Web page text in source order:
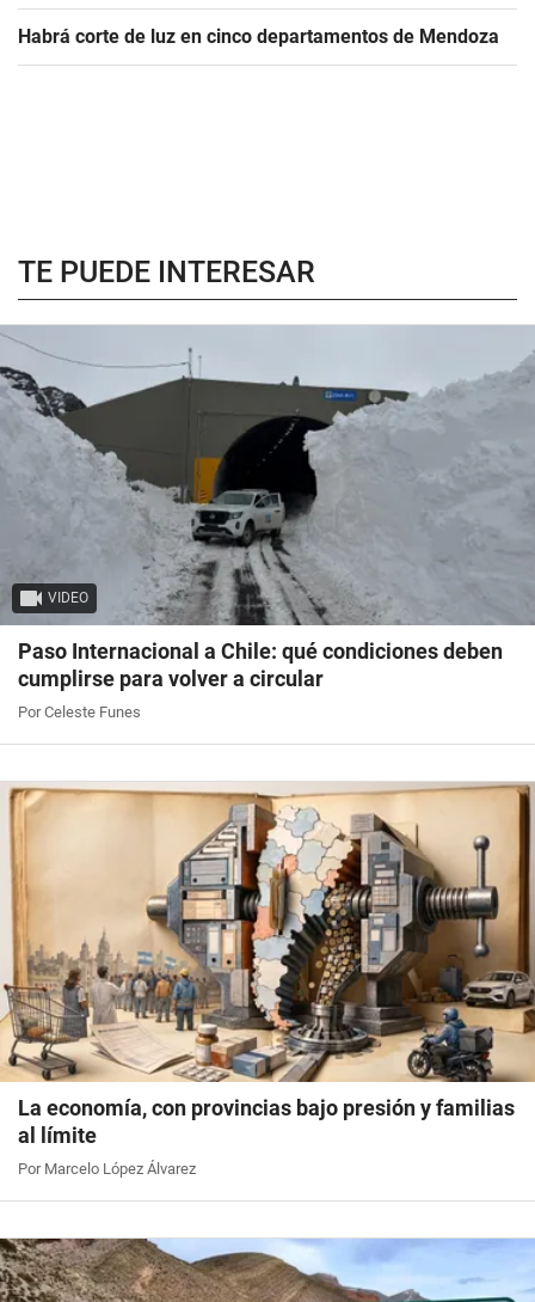
Habrá corte de luz en cinco departamentos de Mendoza
TE PUEDE INTERESAR
VIDEO
Paso Internacional a Chile: qué condiciones deben
cumplirse para volver a circular
Por Celeste Funes
La economía, con provincias bajo presión y familias
al límite
Por Marcelo López Álvarez